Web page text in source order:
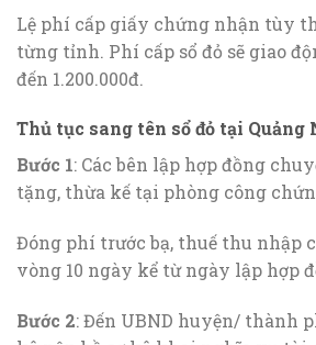
Lệ phí cấp giấy chứng nhận tùy
từng tỉnh. Phí cấp sổ đỏ sẽ giao
đến 1.200.000đ.
Thủ tục sang tên sổ đỏ tại Quảng
Bước 1: Các bên lập hợp đồng
tặng, thừa kế tại phòng công
Đóng phí trước bạ, thuế thu nhập
vòng 10 ngày kể từ ngày lập hợp
Bước 2: Đến UBND huyện/ thành